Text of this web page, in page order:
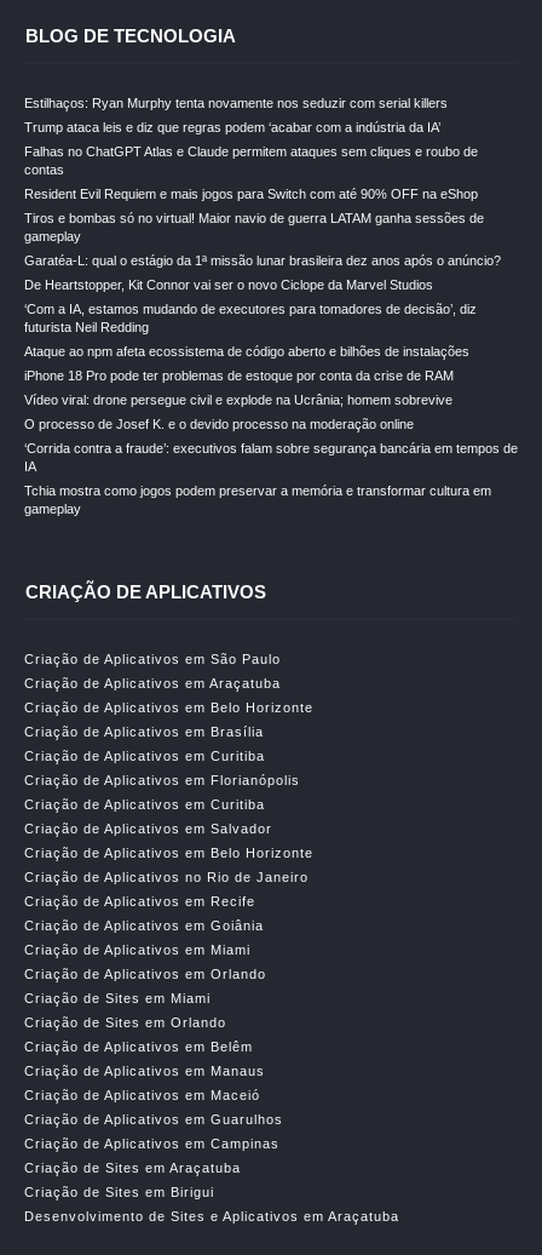
BLOG DE TECNOLOGIA
Estilhaços: Ryan Murphy tenta novamente nos seduzir com serial killers
Trump ataca leis e diz que regras podem ‘acabar com a indústria da IA’
Falhas no ChatGPT Atlas e Claude permitem ataques sem cliques e roubo de
contas
Resident Evil Requiem e mais jogos para Switch com até 90% OFF na eShop
Tiros e bombas só no virtual! Maior navio de guerra LATAM ganha sessões de
gameplay
Garatéa-L: qual o estágio da 1ª missão lunar brasileira dez anos após o anúncio?
De Heartstopper, Kit Connor vai ser o novo Ciclope da Marvel Studios
‘Com a IA, estamos mudando de executores para tomadores de decisão’, diz
futurista Neil Redding
Ataque ao npm afeta ecossistema de código aberto e bilhões de instalações
iPhone 18 Pro pode ter problemas de estoque por conta da crise de RAM
Vídeo viral: drone persegue civil e explode na Ucrânia; homem sobrevive
O processo de Josef K. e o devido processo na moderação online
‘Corrida contra a fraude’: executivos falam sobre segurança bancária em tempos de
IA
Tchia mostra como jogos podem preservar a memória e transformar cultura em
gameplay
CRIAÇÃO DE APLICATIVOS
Criação de Aplicativos em São Paulo
Criação de Aplicativos em Araçatuba
Criação de Aplicativos em Belo Horizonte
Criação de Aplicativos em Brasília
Criação de Aplicativos em Curitiba
Criação de Aplicativos em Florianópolis
Criação de Aplicativos em Curitiba
Criação de Aplicativos em Salvador
Criação de Aplicativos em Belo Horizonte
Criação de Aplicativos no Rio de Janeiro
Criação de Aplicativos em Recife
Criação de Aplicativos em Goiânia
Criação de Aplicativos em Miami
Criação de Aplicativos em Orlando
Criação de Sites em Miami
Criação de Sites em Orlando
Criação de Aplicativos em Belêm
Criação de Aplicativos em Manaus
Criação de Aplicativos em Maceió
Criação de Aplicativos em Guarulhos
Criação de Aplicativos em Campinas
Criação de Sites em Araçatuba
Criação de Sites em Birigui
Desenvolvimento de Sites e Aplicativos em Araçatuba